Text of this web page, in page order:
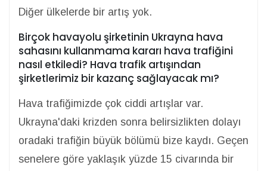
Diğer ülkelerde bir artış yok.
Birçok havayolu şirketinin Ukrayna hava
sahasını kullanmama kararı hava trafiğini
nasıl etkiledi? Hava trafik artışından
şirketlerimiz bir kazanç sağlayacak mı?
Hava trafiğimizde çok ciddi artışlar var.
Ukrayna'daki krizden sonra belirsizlikten dolayı
oradaki trafiğin büyük bölümü bize kaydı. Geçen
senelere göre yaklaşık yüzde 15 civarında bir